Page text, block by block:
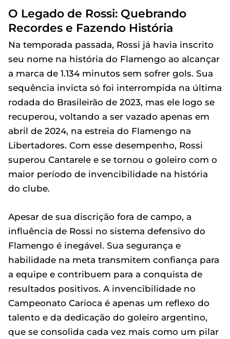
O Legado de Rossi: Quebrando
Recordes e Fazendo História
Na temporada passada, Rossi já havia inscrito
seu nome na história do Flamengo ao alcançar
a marca de 1.134 minutos sem sofrer gols. Sua
sequência invicta só foi interrompida na última
rodada do Brasileirão de 2023, mas ele logo se
recuperou, voltando a ser vazado apenas em
abril de 2024, na estreia do Flamengo na
Libertadores. Com esse desempenho, Rossi
superou Cantarele e se tornou o goleiro com o
maior período de invencibilidade na história
do clube.
Apesar de sua discrição fora de campo, a
influência de Rossi no sistema defensivo do
Flamengo é inegável. Sua segurança e
habilidade na meta transmitem confiança para
a equipe e contribuem para a conquista de
resultados positivos. A invencibilidade no
Campeonato Carioca é apenas um reflexo do
talento e da dedicação do goleiro argentino,
que se consolida cada vez mais como um pilar